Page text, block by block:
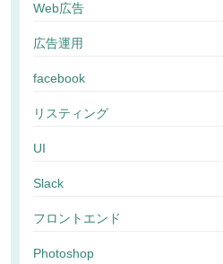
Web広告
広告運用
facebook
リスティング
UI
Slack
フロントエンド
Photoshop